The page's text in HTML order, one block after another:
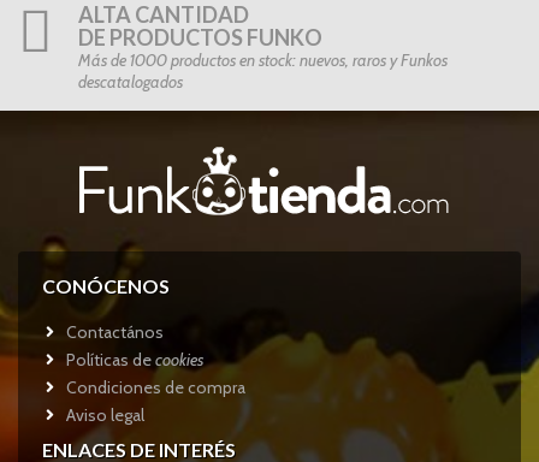
ALTA CANTIDAD
DE PRODUCTOS FUNKO
Más de 1000 productos en stock: nuevos, raros y Funkos
descatalogados
CONÓCENOS
Contactános
Políticas decookies
Condiciones de compra
Aviso legal
ENLACES DE INTERÉS